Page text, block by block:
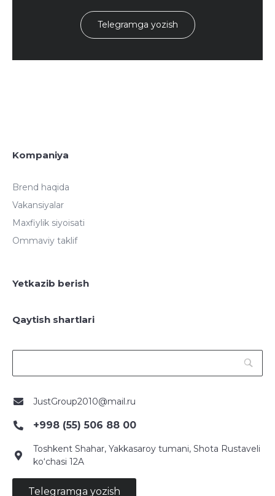
Telegramga yozish
Kompaniya
Brend haqida
Vakansiyalar
Maxfiylik siyoisati
Ommaviy taklif
Yetkazib berish
Qaytish shartlari
JustGroup2010@mail.ru
+998 (55) 506 88 00
Toshkent Shahar, Yakkasaroy tumani, Shota Rustaveli
ko‘chasi 12A
Telegramga yozish